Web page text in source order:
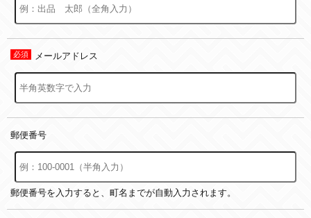
メールアドレス
郵便番号
郵便番号を入力すると、町名までが自動入力されます。